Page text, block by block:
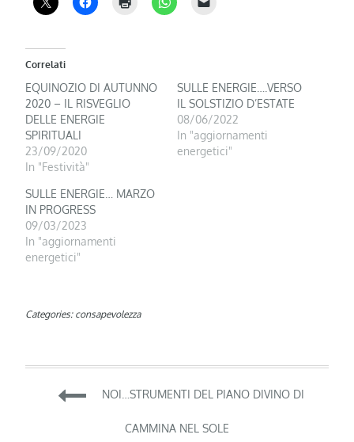
Correlati
EQUINOZIO DI AUTUNNO
2020 – IL RISVEGLIO
DELLE ENERGIE
SPIRITUALI
23/09/2020
In "Festività"
SULLE ENERGIE….VERSO
IL SOLSTIZIO D’ESTATE
08/06/2022
In "aggiornamenti
energetici"
SULLE ENERGIE… MARZO
IN PROGRESS
09/03/2023
In "aggiornamenti
energetici"
Categories: consapevolezza
Navigazione
NOI…STRUMENTI DEL PIANO DIVINO DI
CAMMINA NEL SOLE